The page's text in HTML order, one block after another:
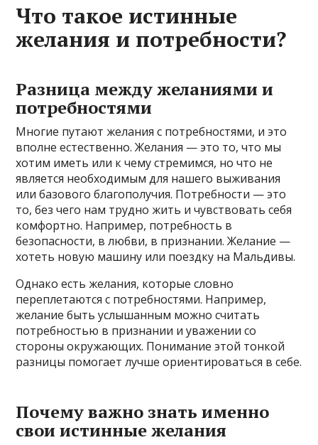
Что такое истинные
желания и потребности?
Разница между желаниями и
потребностями
Многие путают желания с потребностями, и это
вполне естественно. Желания — это то, что мы
хотим иметь или к чему стремимся, но что не
является необходимым для нашего выживания
или базового благополучия. Потребности — это
то, без чего нам трудно жить и чувствовать себя
комфортно. Например, потребность в
безопасности, в любви, в признании. Желание —
хотеть новую машину или поездку на Мальдивы.
Однако есть желания, которые словно
переплетаются с потребностями. Например,
желание быть услышанным можно считать
потребностью в признании и уважении со
стороны окружающих. Понимание этой тонкой
разницы помогает лучше ориентироваться в себе.
Почему важно знать именно
свои истинные желания